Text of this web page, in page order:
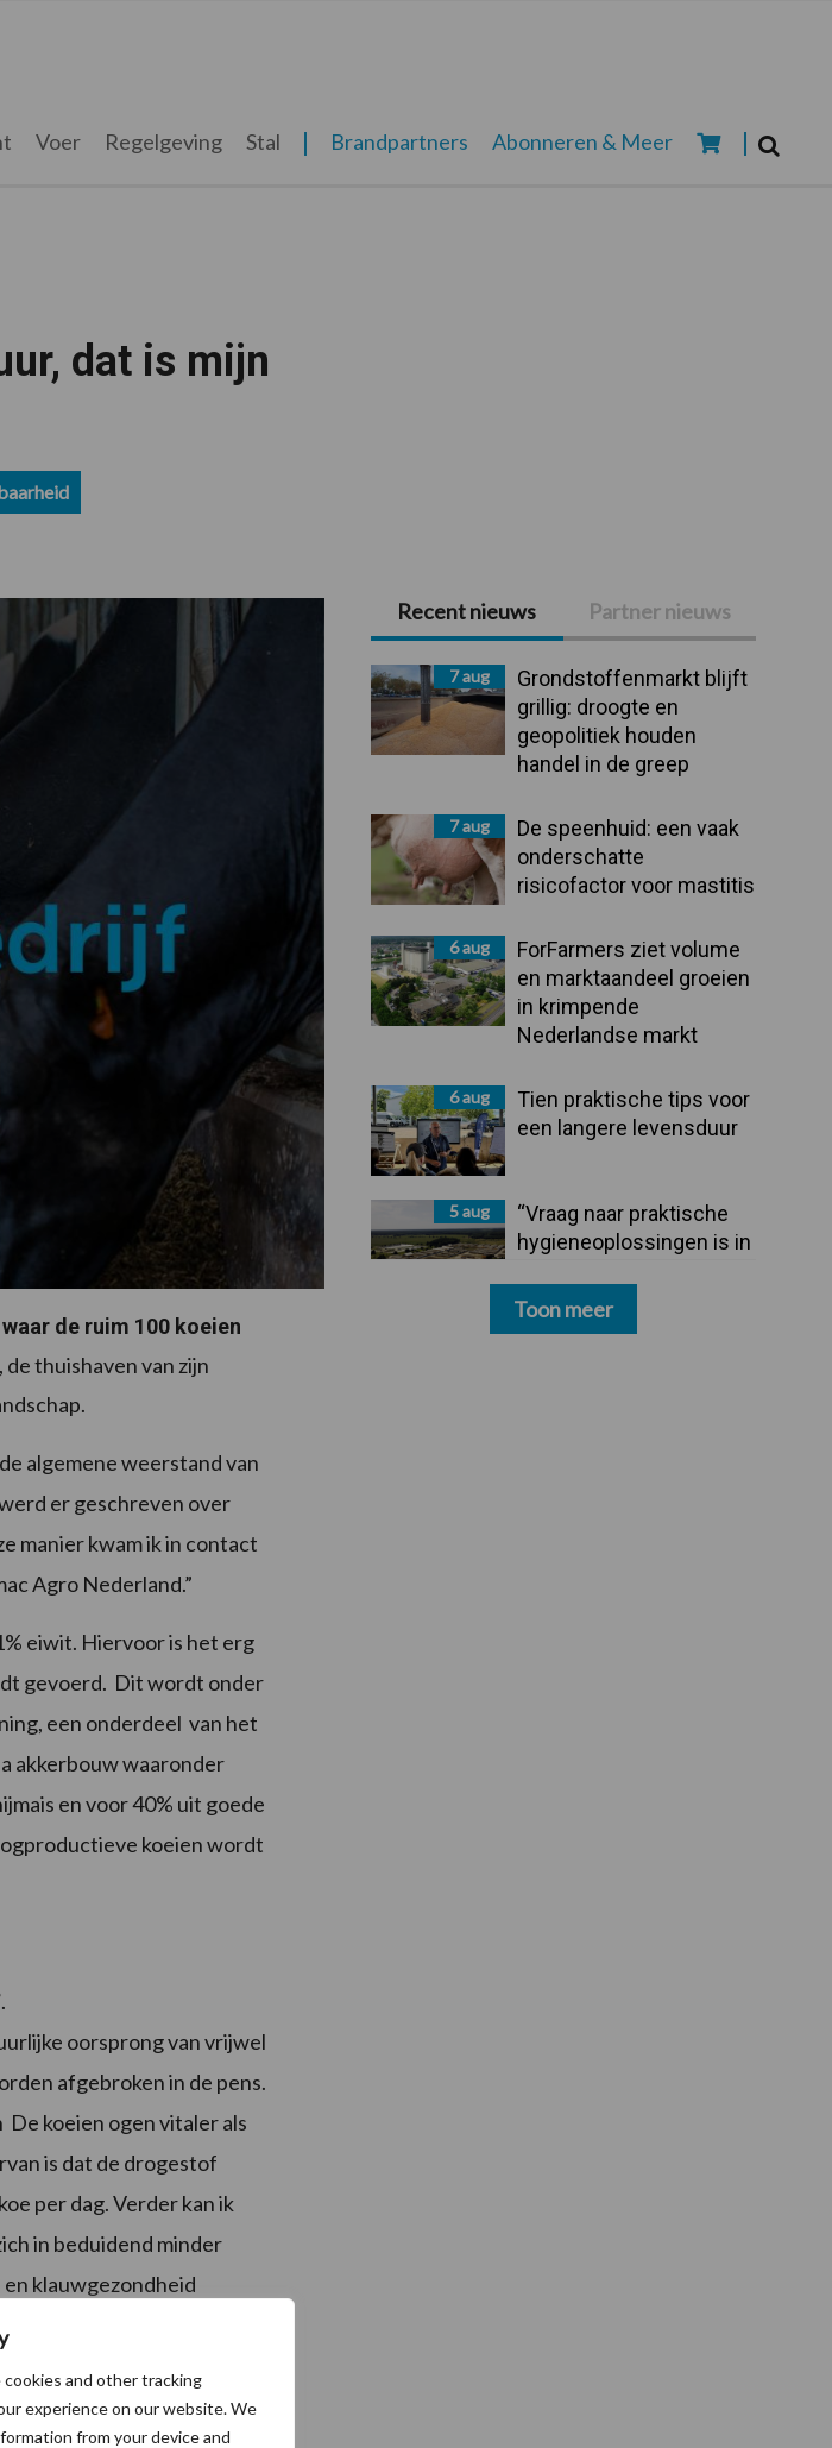
cookies and other tracking
experience on our website. We
from your device and
Voer Regelgeving Stal Brandpartners Abonneren & Meer
dat is mijn
de ruim 100 koeien
thuishaven van zijn
algemene weerstand van
er geschreven over
manier kwam ik in contact
Agro Nederland.”
eiwit. Hiervoor is het erg
gevoerd. Dit wordt onder
een onderdeel van het
akkerbouw waaronder
en voor 40% uit goede
koeien wordt
.
oorsprong van vrijwel
afgebroken in de pens.
De koeien ogen vitaler als
is dat de drogestof
per dag. Verder kan ik
in beduidend minder
klauwgezondheid
niet of nauwelijks meer
hebben meerdere
Primaire
Sidebar
Recent nieuws Partner nieuws
7 aug
Grondstoffenmarkt blijft
grillig: droogte en
geopolitiek houden
handel in de greep
7 aug
De speenhuid: een vaak
onderschatte
risicofactor voor mastitis
6 aug
ForFarmers ziet volume
en marktaandeel groeien
in krimpende
Nederlandse markt
6 aug
Tien praktische tips voor
een langere levensduur
5 aug
“Vraag naar praktische
hygieneoplossingen is in
Toon meer